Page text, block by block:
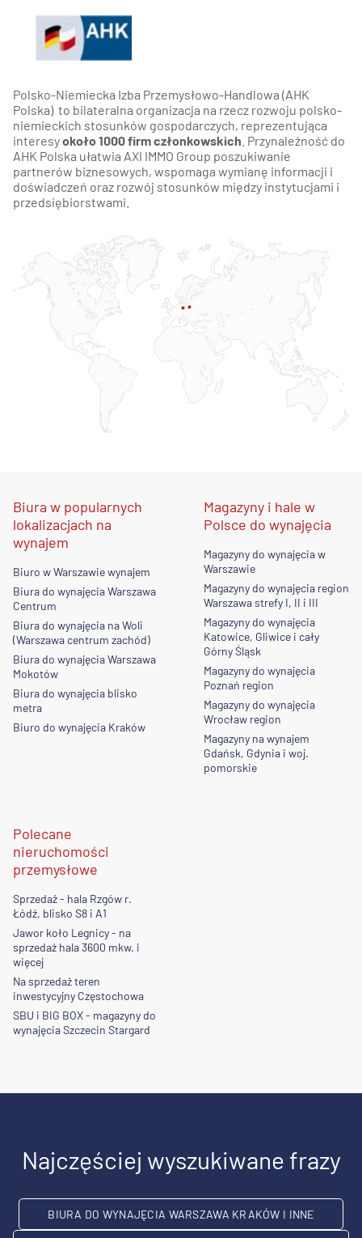
Polsko-Niemiecka Izba Przemysłowo-Handlowa (AHK
Polska) to bilateralna organizacja na rzecz rozwoju polsko-
niemieckich stosunków gospodarczych, reprezentująca
interesyokoło 1000 firm członkowskich . Przynależność do
AHK Polska ułatwia AXI IMMO Group poszukiwanie
partnerów biznesowych, wspomaga wymianę informacji i
doświadczeń oraz rozwój stosunków między instytucjami i
przedsiębiorstwami.
Biura w popularnych
lokalizacjach na
wynajem
Biuro w Warszawie wynajem
Biura do wynajęcia Warszawa
Centrum
Biura do wynajęcia na Woli
(Warszawa centrum zachód)
Biura do wynajęcia Warszawa
Mokotów
Biura do wynajęcia blisko
metra
Biuro do wynajęcia Kraków
Magazyny i hale w
Polsce do wynajęcia
Magazyny do wynajęcia w
Warszawie
Magazyny do wynajęcia region
Warszawa strefy I, II i III
Magazyny do wynajęcia
Katowice, Gliwice i cały
Górny Śląsk
Magazyny do wynajęcia
Poznań region
Magazyny do wynajęcia
Wrocław region
Magazyny na wynajem
Gdańsk, Gdynia i woj.
pomorskie
Polecane
nieruchomości
przemysłowe
Sprzedaż - hala Rzgów r.
Łódź, blisko S8 i A1
Jawor koło Legnicy - na
sprzedaż hala 3600 mkw. i
więcej
Na sprzedaż teren
inwestycyjny Częstochowa
SBU i BIG BOX - magazyny do
wynajęcia Szczecin Stargard
Najczęściej wyszukiwane frazy
BIURA DO WYNAJĘCIA WARSZAWA KRAKÓW I INNE